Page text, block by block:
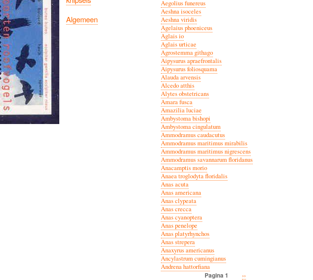
Algemeen
Aegolius funereus
Aeshna isoceles
Aeshna viridis
Agelaius phoeniceus
Aglais io
Aglais urticae
Agrostemma githago
Aipysurus apraefrontalis
Aipysurus foliosquama
Alauda arvensis
Alcedo atthis
Alytes obstetricans
Amara fusca
Amazilia luciae
Ambystoma bishopi
Ambystoma cingulatum
Ammodramus caudacutus
Ammodramus maritimus mirabilis
Ammodramus maritimus nigrescens
Ammodramus savannarum floridanus
Anacamptis morio
Anaea troglodyta floridalis
Anas acuta
Anas americana
Anas clypeata
Anas crecca
Anas cyanoptera
Anas penelope
Anas platyrhynchos
Anas strepera
Anaxyrus americanus
Ancylastrum cumingianus
Andrena hattorfiana
Pagina 1
Volgende
››